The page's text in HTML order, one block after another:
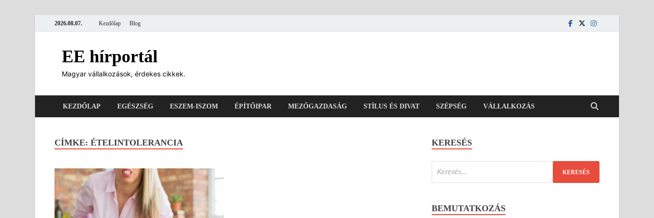
2026.08.07. Kezdőlap Blog
EE hírportál
Magyar vállalkozások, érdekes cikkek.
KEZDŐLAP EGÉSZSÉG ESZEM-ISZOM ÉPÍTŐIPAR MEZŐGAZDASÁG STÍLUS ÉS DIVAT SZÉPSÉG VÁLLALKOZÁS
CÍMKE: ÉTELINTOLERANCIA KERESÉS
BEMUTATKOZÁS